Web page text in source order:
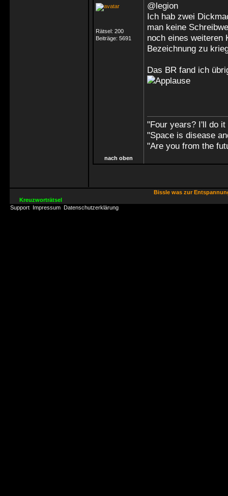
Rätsel: 200
Beiträge: 5691
@legion
Ich hab zwei
man keine
noch eines weiteren
Bezeichnung zu
Das BR fand ich
"Four years? I'll do it
"Space is disease
"Are you from the
nach oben
Bissle was zur
Kreuzworträtsel
Support Impressum Datenschutzerklärung